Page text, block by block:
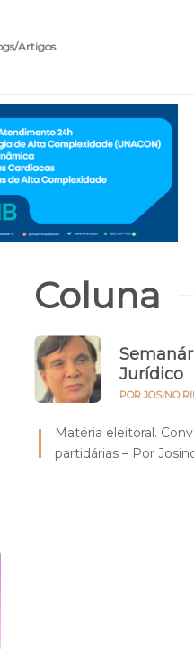
Artigos
Coluna
Jurídico
POR JOSINO
Matéria eleitoral.
partidárias – Por